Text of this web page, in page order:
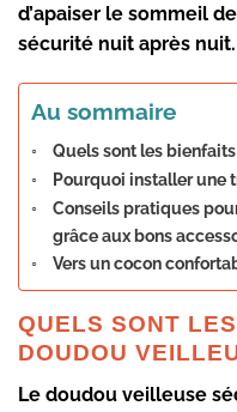
d’apaiser le sommeil
sécurité nuit après nuit.
Au sommaire
Quels sont les
Pourquoi installer une
Conseils pratiques
grâce aux bons
Vers un cocon
QUELS SONT
DOUDOU
Le doudou veilleuse